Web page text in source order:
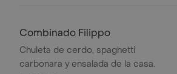
Combinado Filippo
Chuleta de cerdo, spaghetti
carbonara y ensalada de la casa.